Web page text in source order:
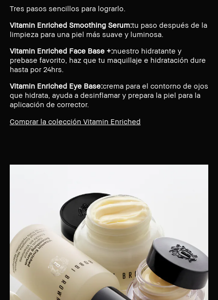
Tres pasos sencillos para lograrlo.
Vitamin Enriched Smoothing Serum:tu paso después de la
limpieza para una piel más suave y luminosa.
Vitamin Enriched Face Base +:nuestro hidratante y
prebase favorito, haz que tu maquillaje e hidratación dure
hasta por 24hrs.
Vitamin Enriched Eye Base:crema para el contorno de ojos
que hidrata, ayuda a desinflamar y prepara la piel para la
aplicación de corrector.
Comprar la colección Vitamin Enriched